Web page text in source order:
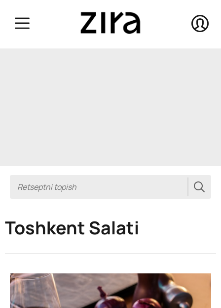
Toshkent Salati